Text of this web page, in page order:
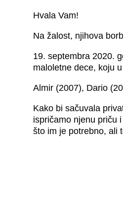
Hvala Vam!
Na žalost, njihova
19. septembra 2020.
maloletne dece, koju
Almir (2007), Dario
Kako bi sačuvala
ispričamo njenu priču
što im je potrebno, ali